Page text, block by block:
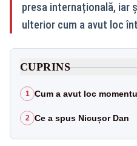
presa internațională, iar
ulterior cum a avut loc
CUPRINS
1 Cum a avut loc
2 Ce a spus Nicușor Dan